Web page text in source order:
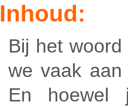
Inhoud:
Bij het woord
we vaak
En hoewel